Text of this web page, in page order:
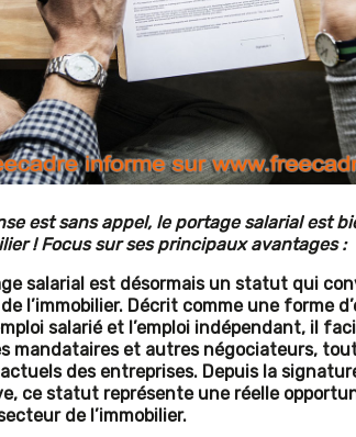
est sans appel, le portage salarial est
! Focus sur ses principaux avantages :
salarial est désormais un statut qui
l’immobilier. Décrit comme une forme
salarié et l’emploi indépendant, il
mandataires et autres négociateurs,
des entreprises. Depuis la
ce statut représente une réelle
de l’immobilier.